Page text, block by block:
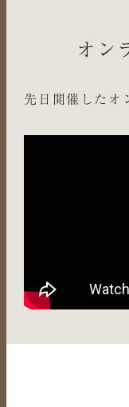
オン
先日開催したオ